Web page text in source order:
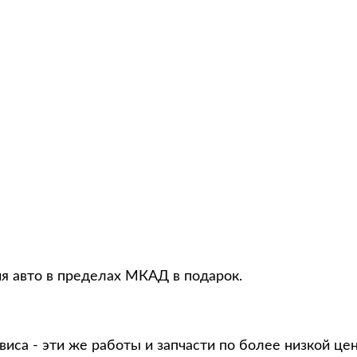
авто в пределах МКАД в подарок.
- эти же работы и запчасти по более низкой